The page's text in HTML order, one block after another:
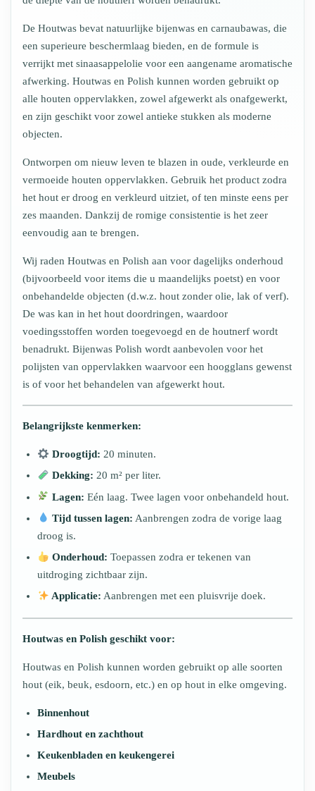
De Houtwas bevat natuurlijke bijenwas en carnaubawas, die
een superieure beschermlaag bieden, en de formule is
verrijkt met sinaasappelolie voor een aangename aromatische
afwerking. Houtwas en Polish kunnen worden gebruikt op
alle houten oppervlakken, zowel afgewerkt als onafgewerkt,
en zijn geschikt voor zowel antieke stukken als moderne
objecten.
Ontworpen om nieuw leven te blazen in oude, verkleurde en
vermoeide houten oppervlakken. Gebruik het product zodra
het hout er droog en verkleurd uitziet, of ten minste eens per
zes maanden. Dankzij de romige consistentie is het zeer
eenvoudig aan te brengen.
Wij raden Houtwas en Polish aan voor dagelijks onderhoud
(bijvoorbeeld voor items die u maandelijks poetst) en voor
onbehandelde objecten (d.w.z. hout zonder olie, lak of verf).
De was kan in het hout doordringen, waardoor
voedingsstoffen worden toegevoegd en de houtnerf wordt
benadrukt. Bijenwas Polish wordt aanbevolen voor het
polijsten van oppervlakken waarvoor een hoogglans gewenst
is of voor het behandelen van afgewerkt hout.
Belangrijkste kenmerken:
Droogtijd: 20 minuten.
Dekking: 20 m² per liter.
Lagen: Eén laag. Twee lagen voor onbehandeld hout.
Tijd tussen lagen: Aanbrengen zodra de vorige laag
droog is.
Onderhoud: Toepassen zodra er tekenen van
uitdroging zichtbaar zijn.
Applicatie: Aanbrengen met een pluisvrije doek.
Houtwas en Polish geschikt voor:
Houtwas en Polish kunnen worden gebruikt op alle soorten
hout (eik, beuk, esdoorn, etc.) en op hout in elke omgeving.
Binnenhout
Hardhout en zachthout
Keukenbladen en keukengerei
Meubels